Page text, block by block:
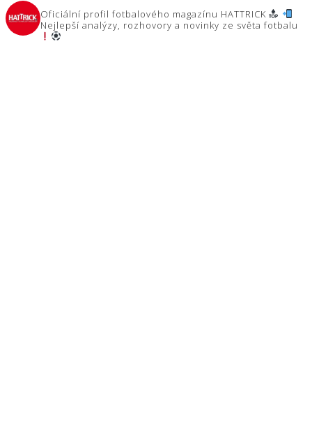
Oficiální profil fotbalového magazínu HATTRICK
Nejlepší analýzy, rozhovory a novinky ze světa fotbalu